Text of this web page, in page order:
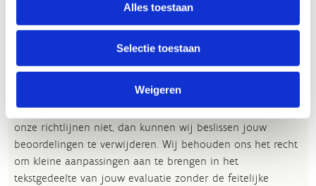
Alles toestaan
Selectie toestaan
Weigeren
Jouw beoordeling helpt de kwaliteit van de routes in kaart
te brengen en andere mountainbikers te leiden naar de
fijnste plekken.
beoordelingsrichtlijnenvind je tips om een
oprecht nuttige beoordeling te schrijven. Respecteer je
onze richtlijnen niet, dan kunnen wij beslissen jouw
beoordelingen te verwijderen. Wij behouden ons het recht
om kleine aanpassingen aan te brengen in het
tekstgedeelte van jouw evaluatie zonder de feitelijke